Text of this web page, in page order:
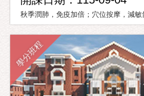
秋季潤肺，免疫加倍；穴位按摩，減敏
學分班程